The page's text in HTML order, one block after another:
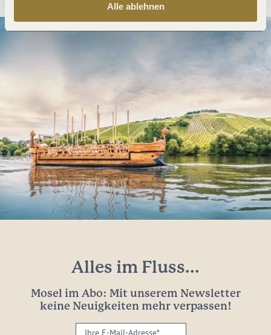
Alle ablehnen
Alles im Fluss...
Mosel im Abo: Mit unserem Newsletter
keine Neuigkeiten mehr verpassen!
Ihre